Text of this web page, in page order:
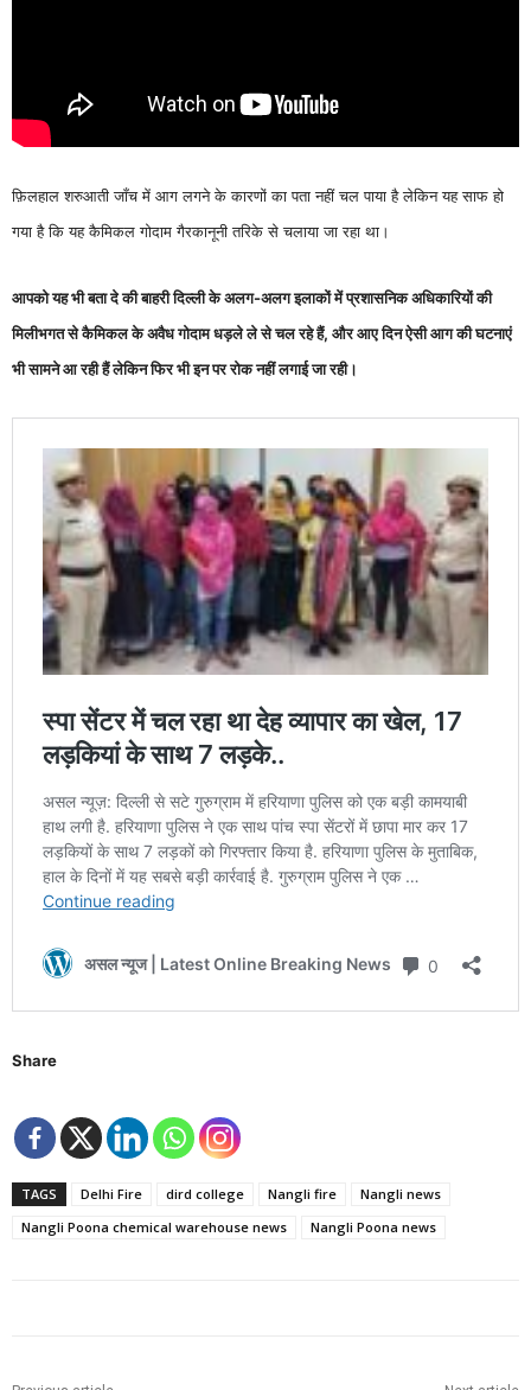
फ़िलहाल शरुआती जाँच में आग लगने के कारणों का पता नहीं चल पाया है लेकिन यह साफ हो
गया है कि यह कैमिकल गोदाम गैरकानूनी तरिके से चलाया जा रहा था।
आपको यह भी बता दे की बाहरी दिल्ली के अलग-अलग इलाकों में प्रशासनिक अधिकारियों की
मिलीभगत से कैमिकल के अवैध गोदाम धड़ले ले से चल रहे हैं, और आए दिन ऐसी आग की घटनाएं
भी सामने आ रही हैं लेकिन फिर भी इन पर रोक नहीं लगाई जा रही।
Share
TAGS Delhi Fire dird college Nangli fire
Nangli news
Nangli Poona chemical warehouse news
Nangli Poona news